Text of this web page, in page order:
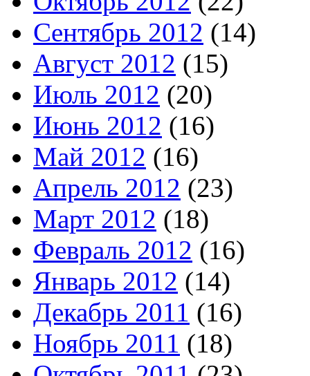
Сентябрь 2012 (14)
Август 2012 (15)
Июль 2012 (20)
Июнь 2012 (16)
Май 2012 (16)
Апрель 2012 (23)
Март 2012 (18)
Февраль 2012 (16)
Январь 2012 (14)
Декабрь 2011 (16)
Ноябрь 2011 (18)